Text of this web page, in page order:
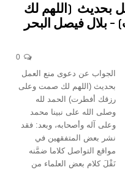
بحديث (اللهم لك
فيصل البحر
الجواب عن دعوى منع العمل
بحديث (اللهم لك صمت وعلى
رزقك أفطرت) الحمد لله
وصلى الله على نبينا محمد
وعلى آله وأصحابه، وبعد: فقد
نشر بعض المتفقهين في
مواقع التواصل كلاما ضمَّنه
نَقْلَ كلام بعض العلماء من